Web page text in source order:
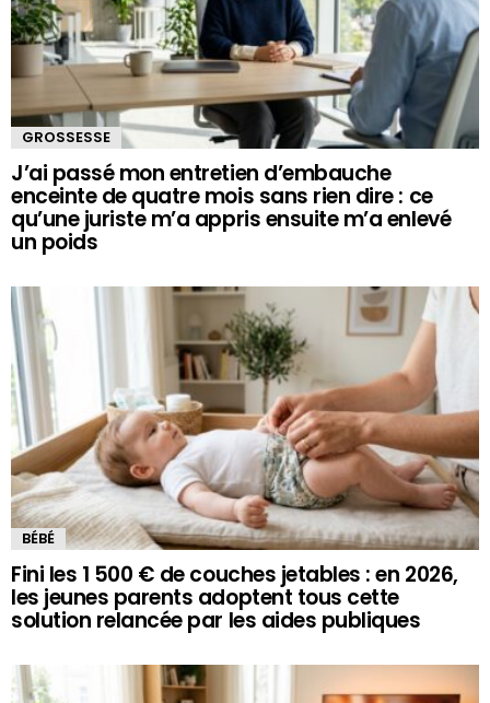
GROSSESSE
J’ai passé mon entretien d’embauche
enceinte de quatre mois sans rien dire : ce
qu’une juriste m’a appris ensuite m’a enlevé
un poids
BÉBÉ
Fini les 1 500 € de couches jetables : en 2026,
les jeunes parents adoptent tous cette
solution relancée par les aides publiques